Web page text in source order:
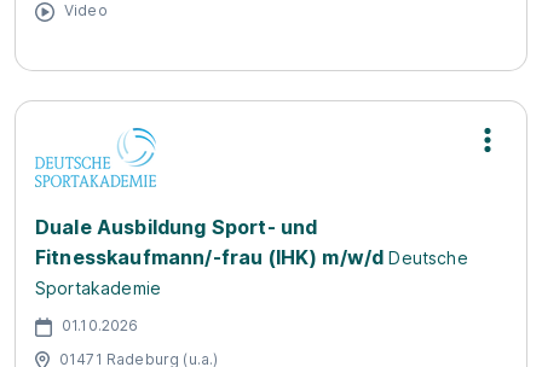
Video
Duale Ausbildung Sport- und
Fitnesskaufmann/-frau (IHK) m/w/d Deutsche
Sportakademie
01.10.2026
01471 Radeburg (u.a.)